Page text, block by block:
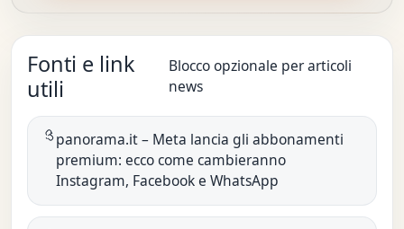
Fonti e link
utili
Blocco opzionale per articoli
news
panorama.it – Meta lancia gli abbonamenti
premium: ecco come cambieranno
Instagram, Facebook e WhatsApp